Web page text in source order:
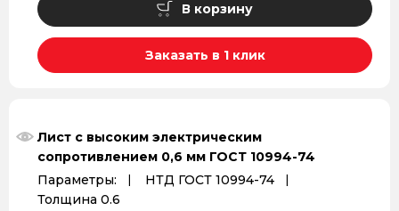
В корзину
Заказать в 1 клик
Лист с высоким электрическим
сопротивлением 0,6 мм ГОСТ 10994-74
Параметры:
НТД ГОСТ 10994-74
Толщина 0.6